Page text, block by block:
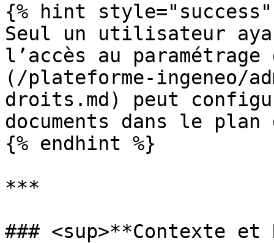
{% hint style="success"
Seul un utilisateur
l’accès au
(/plateforme-ingeneo/
droits.md) peut
documents dans le plan
{% endhint %}
***
### <sup>**Contexte et